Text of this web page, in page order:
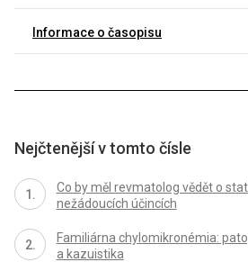
Informace o časopisu
Nejčtenější v tomto čísle
Co by měl revmatolog vědět o
nežádoucích účincích
Familiárna chylomikronémia:
a kazuistika